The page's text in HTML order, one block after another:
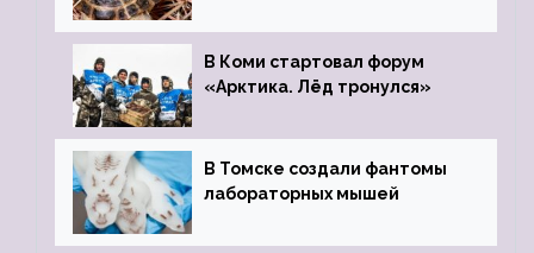
зоопарк
В Коми стартовал форум
«Арктика. Лёд тронулся»
В Томске создали фантомы
лабораторных мышей